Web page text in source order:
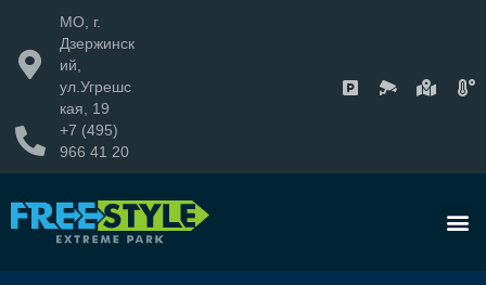
МО, г.
Дзержинск
ий,
ул.Угрешс
кая, 19
+7 (495)
966 41 20